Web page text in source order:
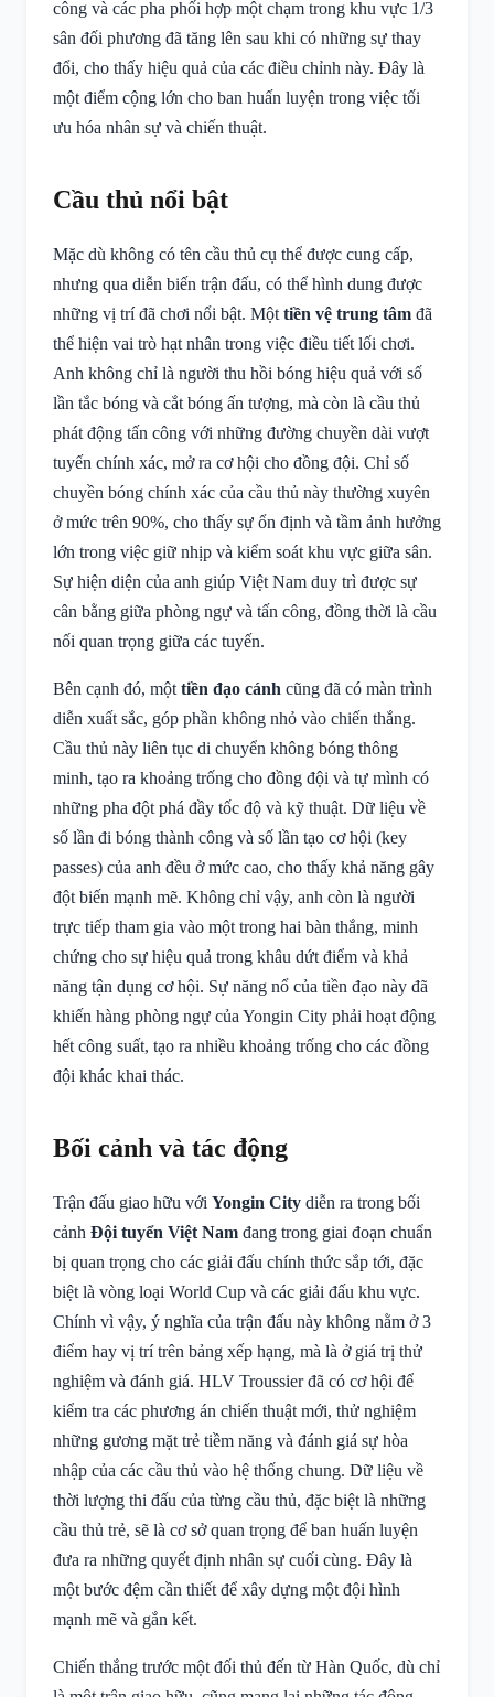
công và các pha phối hợp một chạm trong khu vực 1/3
sân đối phương đã tăng lên sau khi có những sự thay
đổi, cho thấy hiệu quả của các điều chỉnh này. Đây là
một điểm cộng lớn cho ban huấn luyện trong việc tối
ưu hóa nhân sự và chiến thuật.
Cầu thủ nổi bật
Mặc dù không có tên cầu thủ cụ thể được cung cấp,
nhưng qua diễn biến trận đấu, có thể hình dung được
những vị trí đã chơi nổi bật. Một tiền vệ trung tâm đã
thể hiện vai trò hạt nhân trong việc điều tiết lối chơi.
Anh không chỉ là người thu hồi bóng hiệu quả với số
lần tắc bóng và cắt bóng ấn tượng, mà còn là cầu thủ
phát động tấn công với những đường chuyền dài vượt
tuyến chính xác, mở ra cơ hội cho đồng đội. Chỉ số
chuyền bóng chính xác của cầu thủ này thường xuyên
ở mức trên 90%, cho thấy sự ổn định và tầm ảnh hưởng
lớn trong việc giữ nhịp và kiểm soát khu vực giữa sân.
Sự hiện diện của anh giúp Việt Nam duy trì được sự
cân bằng giữa phòng ngự và tấn công, đồng thời là cầu
nối quan trọng giữa các tuyến.
Bên cạnh đó, một tiền đạo cánh cũng đã có màn trình
diễn xuất sắc, góp phần không nhỏ vào chiến thắng.
Cầu thủ này liên tục di chuyển không bóng thông
minh, tạo ra khoảng trống cho đồng đội và tự mình có
những pha đột phá đầy tốc độ và kỹ thuật. Dữ liệu về
số lần đi bóng thành công và số lần tạo cơ hội (key
passes) của anh đều ở mức cao, cho thấy khả năng gây
đột biến mạnh mẽ. Không chỉ vậy, anh còn là người
trực tiếp tham gia vào một trong hai bàn thắng, minh
chứng cho sự hiệu quả trong khâu dứt điểm và khả
năng tận dụng cơ hội. Sự năng nổ của tiền đạo này đã
khiến hàng phòng ngự của Yongin City phải hoạt động
hết công suất, tạo ra nhiều khoảng trống cho các đồng
đội khác khai thác.
Bối cảnh và tác động
Trận đấu giao hữu với Yongin City diễn ra trong bối
cảnh Đội tuyển Việt Nam đang trong giai đoạn chuẩn
bị quan trọng cho các giải đấu chính thức sắp tới, đặc
biệt là vòng loại World Cup và các giải đấu khu vực.
Chính vì vậy, ý nghĩa của trận đấu này không nằm ở 3
điểm hay vị trí trên bảng xếp hạng, mà là ở giá trị thử
nghiệm và đánh giá. HLV Troussier đã có cơ hội để
kiểm tra các phương án chiến thuật mới, thử nghiệm
những gương mặt trẻ tiềm năng và đánh giá sự hòa
nhập của các cầu thủ vào hệ thống chung. Dữ liệu về
thời lượng thi đấu của từng cầu thủ, đặc biệt là những
cầu thủ trẻ, sẽ là cơ sở quan trọng để ban huấn luyện
đưa ra những quyết định nhân sự cuối cùng. Đây là
một bước đệm cần thiết để xây dựng một đội hình
mạnh mẽ và gắn kết.
Chiến thắng trước một đối thủ đến từ Hàn Quốc, dù chỉ